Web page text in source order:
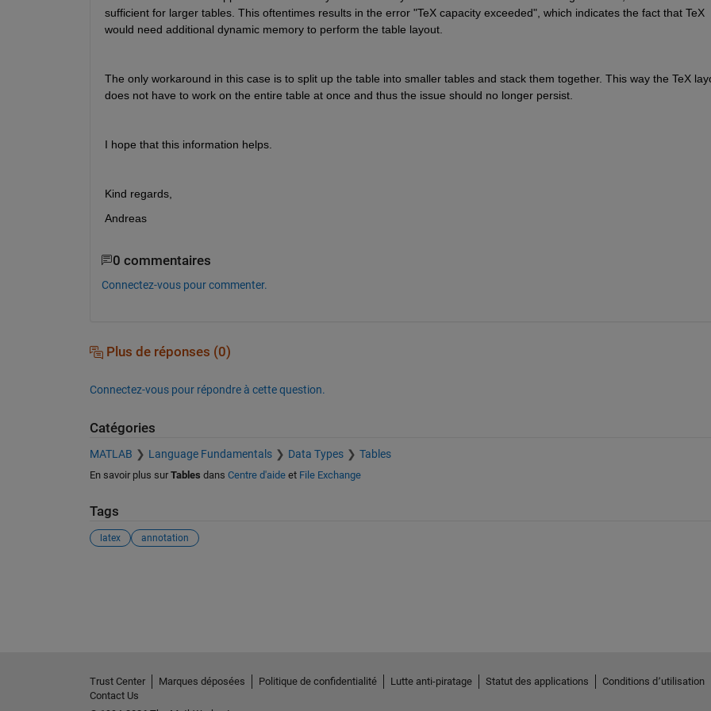
sufficient for larger tables. This oftentimes results in the error "TeX capacity exceeded", which indicates the fact that TeX
would need additional dynamic memory to perform the table layout.
The only workaround in this case is to split up the table into smaller tables and stack them together. This way the TeX
does not have to work on the entire table at once and thus the issue should no longer persist.
I hope that this information helps.
Kind regards,
Andreas
0 commentaires
Connectez-vous pour commenter.
Plus de réponses (0)
Connectez-vous pour répondre à cette question.
Catégories
MATLAB Language Fundamentals Data Types Tables
En savoir plus sur Tables dans Centre d'aideet File Exchange
Tags
latex annotation
Trust Center Marques déposées Politique de confidentialité Lutte anti-piratage Statut des applications
Conditions d՚utilisation
Contact Us